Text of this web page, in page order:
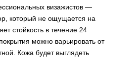
визажистов —
который не ощущается на
стойкость в течение 24
можно варьировать от
Кожа будет выглядеть